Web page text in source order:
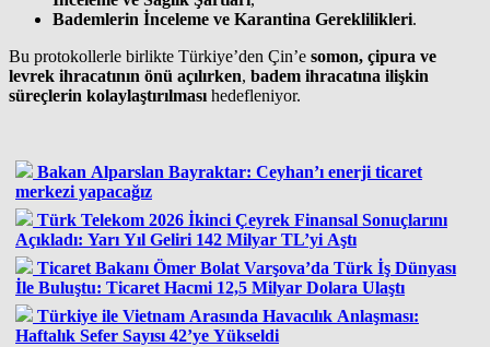
Bademlerin İnceleme ve Karantina Gereklilikleri.
Bu protokollerle birlikte Türkiye’den Çin’e somon, çipura ve
levrek ihracatının önü açılırken, badem ihracatına ilişkin
süreçlerin kolaylaştırılması hedefleniyor.
Bakan Alparslan Bayraktar: Ceyhan’ı enerji ticaret
merkezi yapacağız
Türk Telekom 2026 İkinci Çeyrek Finansal Sonuçlarını
Açıkladı: Yarı Yıl Geliri 142 Milyar TL’yi Aştı
Ticaret Bakanı Ömer Bolat Varşova’da Türk İş Dünyası
İle Buluştu: Ticaret Hacmi 12,5 Milyar Dolara Ulaştı
Türkiye ile Vietnam Arasında Havacılık Anlaşması:
Haftalık Sefer Sayısı 42’ye Yükseldi